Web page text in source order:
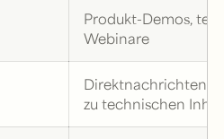
Produkt-Demos,
Webinare
Direktnachrichten,
zu technischen